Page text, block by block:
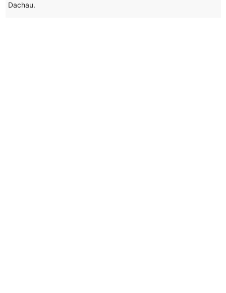
Dachau.